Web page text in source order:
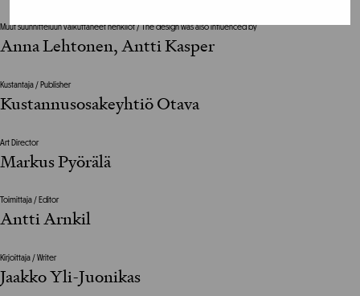
Muut suunnitteluun vaikuttaneet henkilöt / The design was also influenced by
Anna Lehtonen, Antti Kasper
Kustantaja / Publisher
Kustannusosakeyhtiö Otava
Art Director
Markus Pyörälä
Toimittaja / Editor
Antti Arnkil
Kirjoittaja / Writer
Jaakko Yli-Juonikas